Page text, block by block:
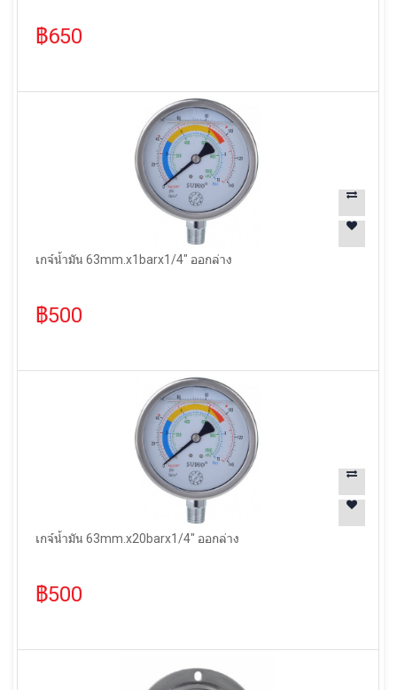
฿650
เกจ์น้ำมัน 63mm.x1barx1/4" ออกล่าง
฿500
เกจ์น้ำมัน 63mm.x20barx1/4" ออกล่าง
฿500